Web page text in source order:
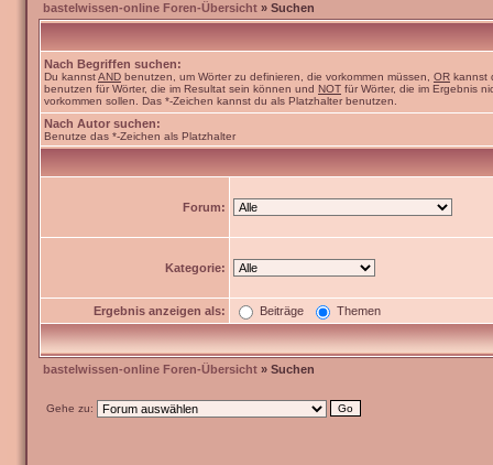
bastelwissen-online Foren-Übersicht » Suchen
Nach Begriffen suchen:
Du kannstAND benutzen, um Wörter zu definieren, die vorkommen müssen, OR kannst
benutzen für Wörter, die im Resultat sein können und NOT für Wörter, die im Ergebnis
vorkommen sollen. Das *-Zeichen kannst du als Platzhalter benutzen.
Nach Autor suchen:
Benutze das *-Zeichen als Platzhalter
Forum:
Kategorie:
Ergebnis anzeigen als: Beiträge Themen
bastelwissen-online Foren-Übersicht » Suchen
Gehe zu: